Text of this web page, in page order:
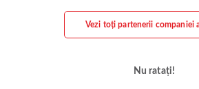
Vezi toți partenerii companiei
Nu ratați!